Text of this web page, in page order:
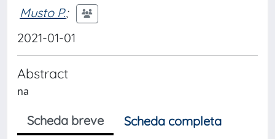
Musto P.;
2021-01-01
Abstract
na
Scheda breve
Scheda completa